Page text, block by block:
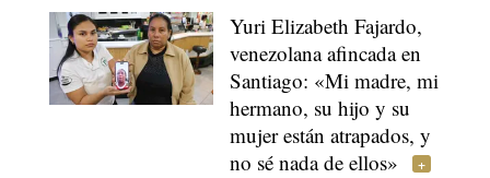
Yuri Elizabeth Fajardo,
venezolana afincada en
Santiago: «Mi madre, mi
hermano, su hijo y su
mujer están atrapados, y
no sé nada de ellos»